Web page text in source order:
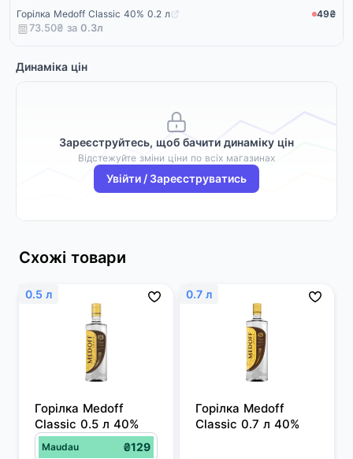
Горілка Medoff Classic 40% 0.2 л
49₴
73.50₴ за 0.3л
Динаміка цін
Зареєструйтесь, щоб бачити динаміку цін
Відстежуйте зміни ціни по всіх магазинах
Увійти / Зареєструватись
Схожі товари
0.5 л
Горілка Medoff
Classic 0.5 л 40%
Maudau ₴129
0.7 л
Горілка Medoff
Classic 0.7 л 40%